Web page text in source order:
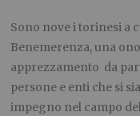
Sono nove i torinesi a
Benemerenza, una
apprezzamento da
persone e enti che si
impegno nel campo